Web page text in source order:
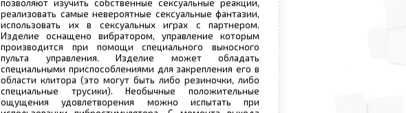
позволяют изучить собственные сексуальные реакции,
реализовать самые невероятные сексуальные фантазии,
использовать их в сексуальных играх с партнером.
Изделие оснащено вибратором, управление которым
производится при помощи специального выносного
пульта управления. Изделие может обладать
специальными приспособлениями для закрепления его в
области клитора (это могут быть либо резиночки, либо
специальные трусики). Необычные положительные
ощущения удовлетворения можно испытать при